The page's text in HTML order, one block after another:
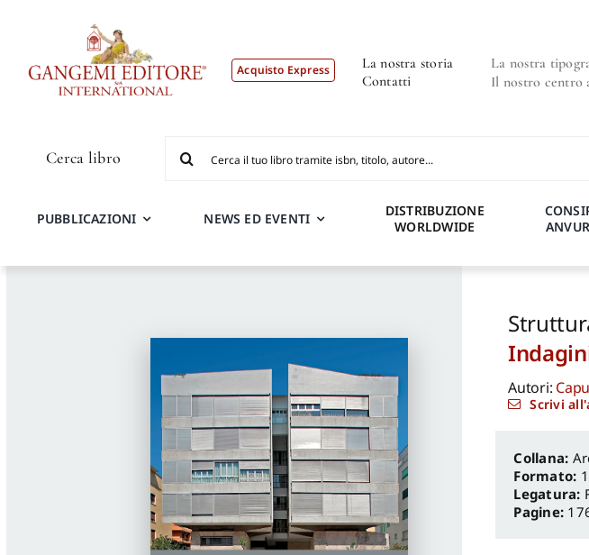
Acquisto Express
La nostra storia
Contatti
La nostra
Il nostro centro
Cerca libro
per:
PUBBLICAZIONI NEWS ED EVENTI
DISTRIBUZIONE
WORLDWIDE
Autori:
Scrivi
Formato:
Legatura:
Pagine: